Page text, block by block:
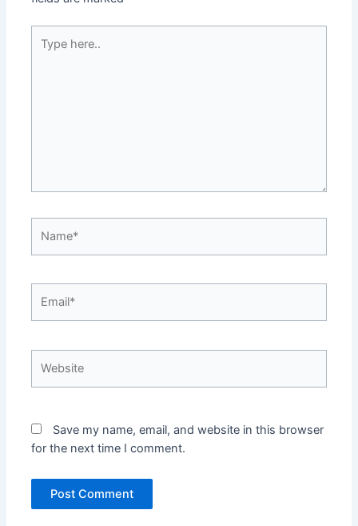
here..
Save my name, email, and website in this browser
for the next time I comment.